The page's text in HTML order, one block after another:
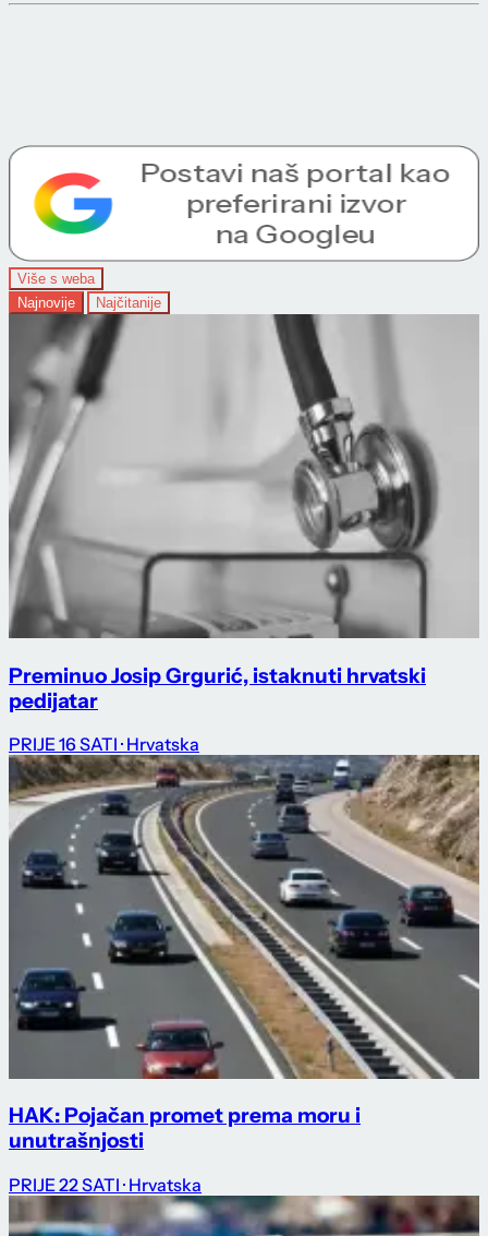
Više s weba
Najnovije
Najčitanije
Preminuo Josip Grgurić, istaknuti hrvatski
pedijatar
PRIJE 16 SATI · Hrvatska
HAK: Pojačan promet prema moru i
unutrašnjosti
PRIJE 22 SATI · Hrvatska